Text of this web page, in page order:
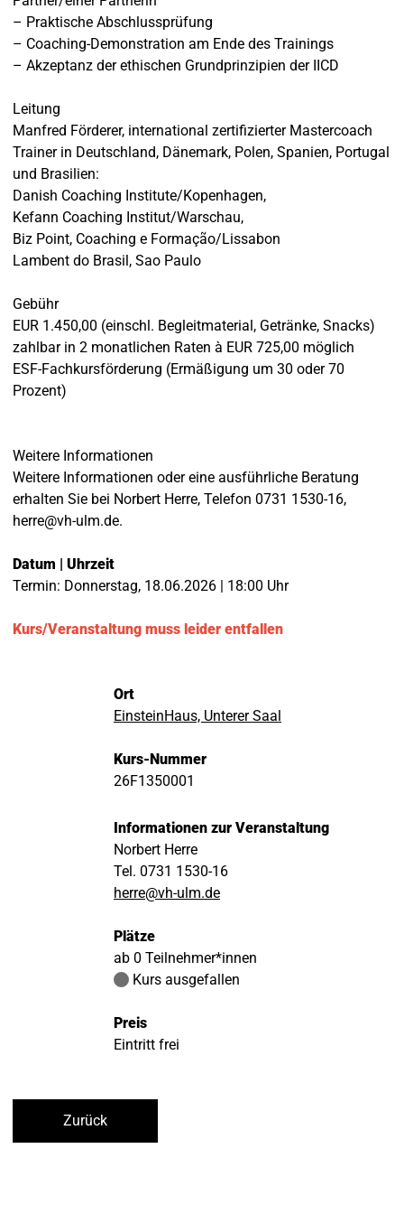
– Praktische Abschlussprüfung
– Coaching-Demonstration am Ende des Trainings
– Akzeptanz der ethischen Grundprinzipien der IICD
Leitung
Manfred Förderer, international zertifizierter Mastercoach
Trainer in Deutschland, Dänemark, Polen, Spanien, Portugal
und Brasilien:
Danish Coaching Institute/Kopenhagen,
Kefann Coaching Institut/Warschau,
Biz Point, Coaching e Formação/Lissabon
Lambent do Brasil, Sao Paulo
Gebühr
EUR 1.450,00 (einschl. Begleitmaterial, Getränke, Snacks)
zahlbar in 2 monatlichen Raten à EUR 725,00 möglich
ESF-Fachkursförderung (Ermäßigung um 30 oder 70
Prozent)
Weitere Informationen
Weitere Informationen oder eine ausführliche Beratung
erhalten Sie bei Norbert Herre, Telefon 0731 1530-16,
herre@vh-ulm.de.
Datum | Uhrzeit
Termin: Donnerstag, 18.06.2026 | 18:00 Uhr
Kurs/Veranstaltung muss leider entfallen
Ort
EinsteinHaus, Unterer Saal
Kurs-Nummer
26F1350001
Informationen zur Veranstaltung
Norbert Herre
Tel. 0731 1530-16
herre@vh-ulm.de
Plätze
ab 0 Teilnehmer*innen
Kurs ausgefallen
Preis
Eintritt frei
Zurück